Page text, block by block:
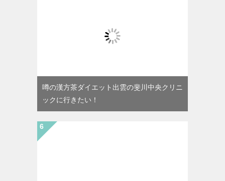
噂の漢方茶ダイエット出雲の斐川中央クリニ
ックに行きたい！